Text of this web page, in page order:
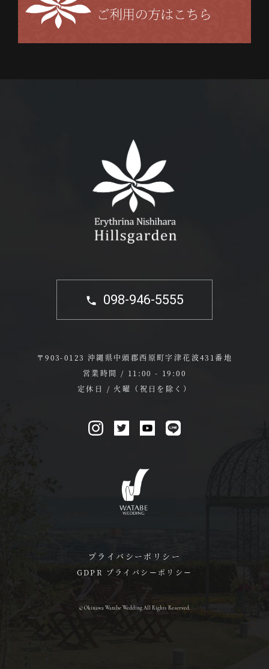
098-946-5555
〒903-0123 沖縄県中頭郡西原町字津花波431番地
営業時間 / 11:00 - 19:00
定休日 / 火曜（祝日を除く）
プライバシーポリシー
GDPR プライバシーポリシー
© Okinawa Watabe Wedding All Rights Reserved.